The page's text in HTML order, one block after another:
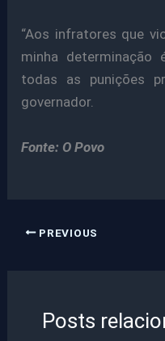
“Aos infratores que
minha
todas as punições
governador.
Fonte: O Povo
PREVIOUS
Posts